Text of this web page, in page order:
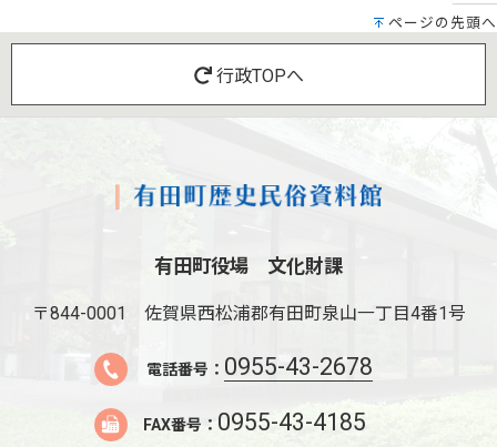
ページの先頭へ
行政TOPへ
有田町役場 文化財課
〒844-0001 佐賀県西松浦郡有田町泉山一丁目4番1号
電話番号： 0955-43-2678
FAX番号： 0955-43-4185